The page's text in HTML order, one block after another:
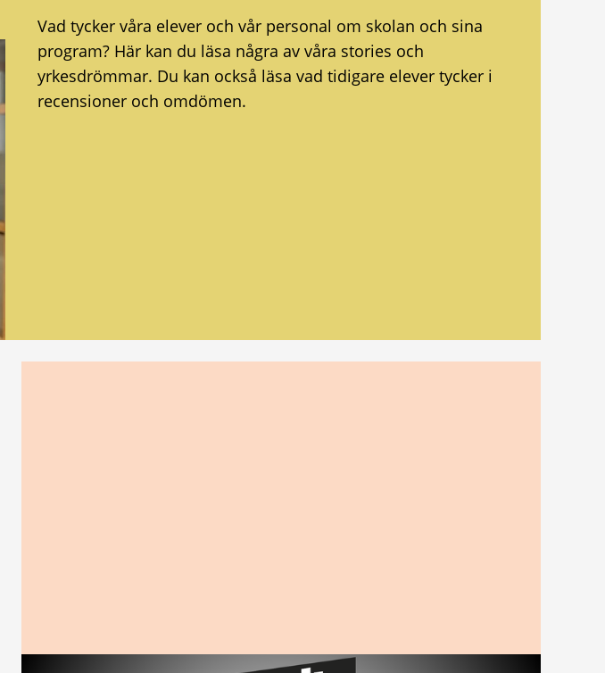
Vad tycker våra elever och vår personal om skolan och sina
program? Här kan du läsa några av våra stories och
yrkesdrömmar. Du kan också läsa vad tidigare elever tycker i
recensioner och omdömen.